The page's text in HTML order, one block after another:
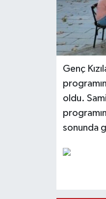
Genç
oldu.
sonunda
TEKNOLOJİ